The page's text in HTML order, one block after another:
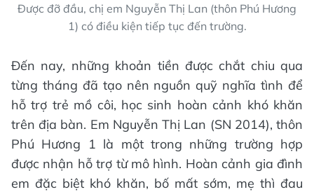
Được đỡ đầu, chị em Nguyễn Thị Lan (thôn Phú Hương
1) có điều kiện tiếp tục đến trường.
Đến nay, những khoản tiền được chắt chiu qua
từng tháng đã tạo nên nguồn quỹ nghĩa tình để
hỗ trợ trẻ mồ côi, học sinh hoàn cảnh khó khăn
trên địa bàn. Em Nguyễn Thị Lan (SN 2014), thôn
Phú Hương 1 là một trong những trường hợp
được nhận hỗ trợ từ mô hình. Hoàn cảnh gia đình
em đặc biệt khó khăn, bố mất sớm, mẹ thì đau